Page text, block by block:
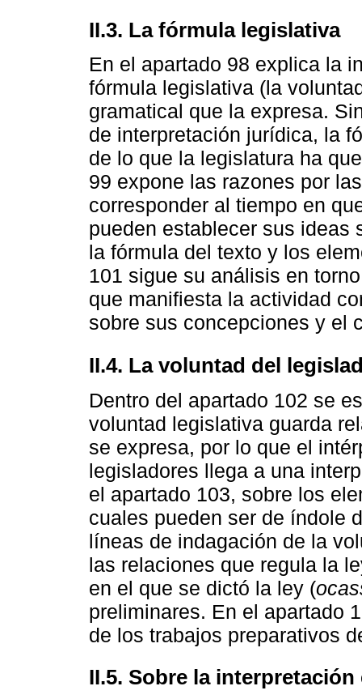
II.3. La fórmula legislativa
En el apartado 98 explica la
fórmula legislativa (la
gramatical que la expresa.
de interpretación jurídica, la
de lo que la legislatura ha
99 expone las razones por
corresponder al tiempo en
pueden establecer sus ideas
la fórmula del texto y los
101 sigue su análisis en
que manifiesta la actividad
sobre sus concepciones y el
II.4. La voluntad del
Dentro del apartado 102 se
voluntad legislativa guarda
se expresa, por lo que el
legisladores llega a una
el apartado 103, sobre los
cuales pueden ser de índole
líneas de indagación de la
las relaciones que regula la
en el que se dictó la ley (
preliminares. En el apartado
de los trabajos preparativos
II.5. Sobre la